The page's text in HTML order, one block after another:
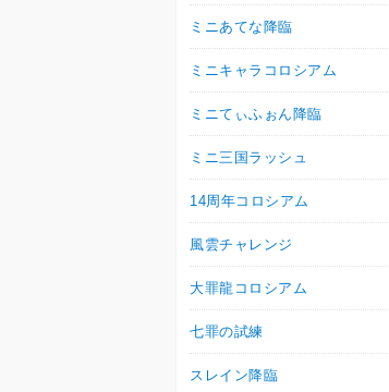
ミニあてな降臨
ミニキャラコロシアム
ミニてぃふぉん降臨
ミニ三国ラッシュ
14周年コロシアム
風雲チャレンジ
大罪龍コロシアム
七罪の試練
スレイン降臨